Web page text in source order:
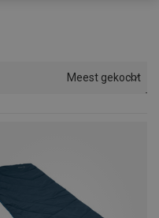
Meest gekocht